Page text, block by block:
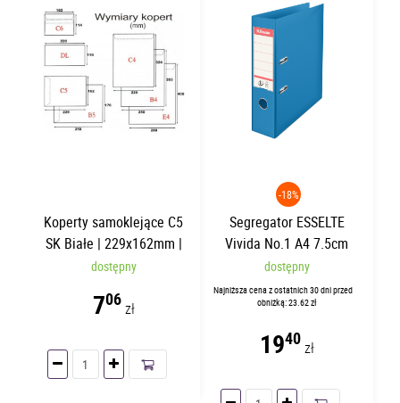
Koperty samoklejące C5
SK Białe | 229x162mm |
25 sztuk
dostępny
706zł
-18%
Segregator ESSELTE
Vivida No.1 A4 7.5cm
Niebieski 624067
dostępny
Najniższa cena z ostatnich 30 dni przed
obniżką: 23.62 zł
1940zł